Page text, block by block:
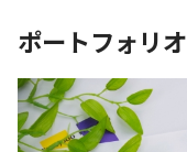
ポートフォリオ